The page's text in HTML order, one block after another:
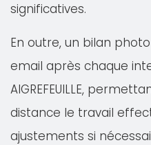
significatives.
En outre, un bilan
email après chaque
AIGREFEUILLE,
distance le travail
ajustements si